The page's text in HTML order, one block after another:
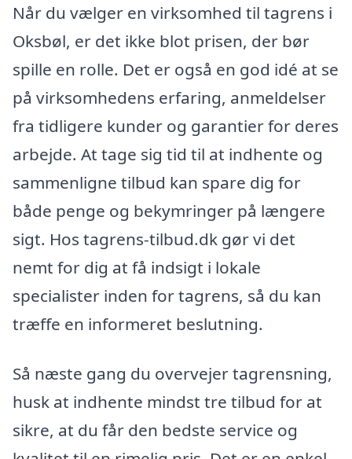
Når du vælger en virksomhed til tagrens i
Oksbøl, er det ikke blot prisen, der bør
spille en rolle. Det er også en god idé at se
på virksomhedens erfaring, anmeldelser
fra tidligere kunder og garantier for deres
arbejde. At tage sig tid til at indhente og
sammenligne tilbud kan spare dig for
både penge og bekymringer på længere
sigt. Hos tagrens-tilbud.dk gør vi det
nemt for dig at få indsigt i lokale
specialister inden for tagrens, så du kan
træffe en informeret beslutning.
Så næste gang du overvejer tagrensning,
husk at indhente mindst tre tilbud for at
sikre, at du får den bedste service og